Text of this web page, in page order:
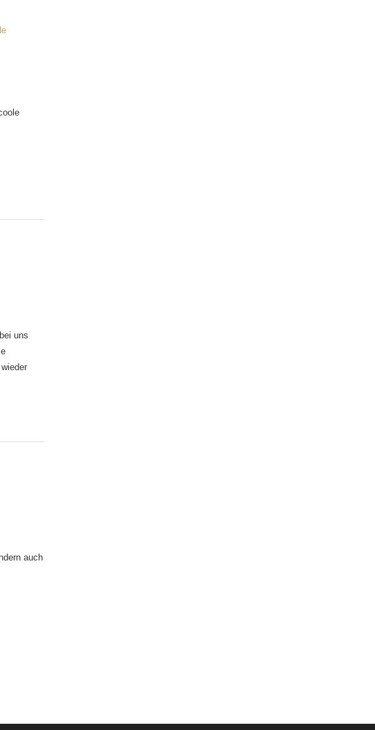
uns
auch